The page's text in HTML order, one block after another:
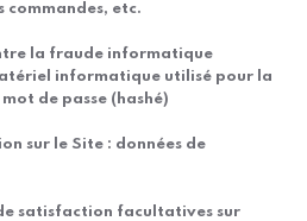
etc.
la fraude informatique
informatique utilisé pour la
de passe (hashé)
sur le Site : données de
satisfaction facultatives sur